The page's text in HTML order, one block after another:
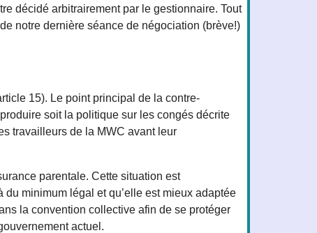
décidé arbitrairement par le gestionnaire. Tout
notre dernière séance de négociation (brève!)
15). Le point principal de la contre-
soit la politique sur les congés décrite
travailleurs de la MWC avant leur
parentale. Cette situation est
minimum légal et qu’elle est mieux adaptée
la convention collective afin de se protéger
actuel.